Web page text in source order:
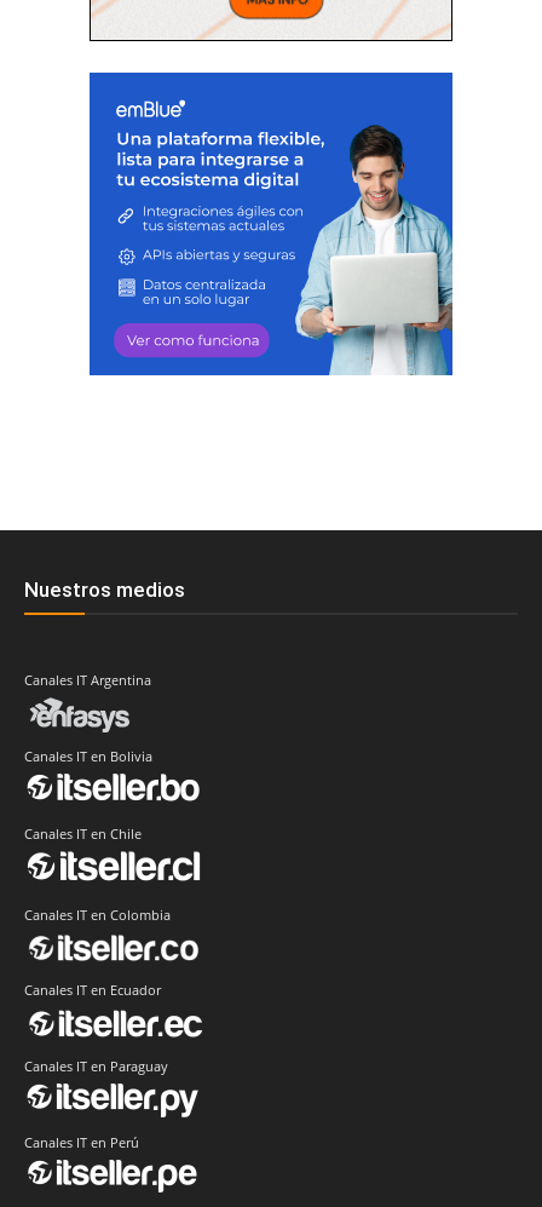
Nuestros medios
Canales IT Argentina
Canales IT en Bolivia
Canales IT en Chile
Canales IT en Colombia
Canales IT en Ecuador
Canales IT en Paraguay
Canales IT en Perú